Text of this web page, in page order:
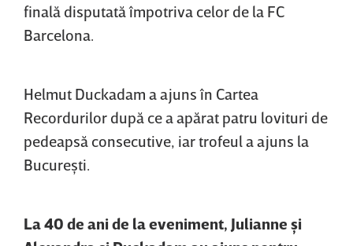
finală disputată împotriva celor de la FC
Barcelona.
Helmut Duckadam a ajuns în Cartea
Recordurilor după ce a apărat patru lovituri de
pedeapsă consecutive, iar trofeul a ajuns la
Bucureşti.
La 40 de ani de la eveniment, Julianne şi